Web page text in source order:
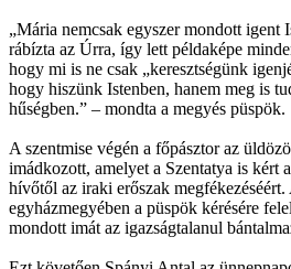
„Mária nemcsak egyszer mondott igent
rábízta az Úrra, így lett példaképe
hogy mi is ne csak „keresztségünk
hogy hiszünk Istenben, hanem meg is
hűségben.” – mondta a megyés püspök.
A szentmise végén a főpásztor az
imádkozott, amelyet a Szentatya is kért
hívőtől az iraki erőszak megfékezéséért.
egyházmegyében a püspök kérésére
mondott imát az igazságtalanul